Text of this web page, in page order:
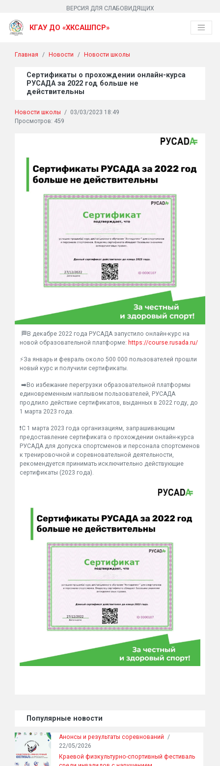
ВЕРСИЯ ДЛЯ СЛАБОВИДЯЩИХ
КГАУ ДО «ХКСАШПСР»
Главная Новости Новости школы
Сертификаты о прохождении онлайн-курса
РУСАДА за 2022 год больше не
действительны
Новости школы / 03/03/2023 18:49
Просмотров: 459
🏁В декабре 2022 года РУСАДА запустило онлайн-курс на
новой образовательной платформе: https://course.rusada.ru/
⚡️За январь и февраль около 500 000 пользователей прошли
новый курс и получили сертификаты.
➡️Во избежание перегрузки образовательной платформы
единовременным наплывом пользователей, РУСАДА
продлило действие сертификатов, выданных в 2022 году, до
1 марта 2023 года.
❗️С 1 марта 2023 года организациям, запрашивающим
предоставление сертификата о прохождении онлайн-курса
РУСАДА для допуска спортсменов и персонала спортсменов
к тренировочной и соревновательной деятельности,
рекомендуется принимать исключительно действующие
сертификаты (2023 года).
Популярные новости
Анонсы и результаты соревнований /
22/05/2026
Краевой физкультурно-спортивный фестиваль